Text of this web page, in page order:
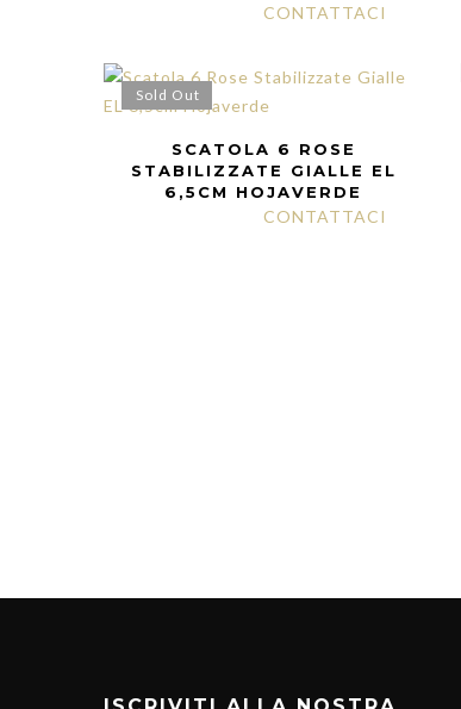
CONTATTACI
Sold Out
SCATOLA 6 ROSE
STABILIZZATE GIALLE EL
6,5CM HOJAVERDE
CONTATTACI